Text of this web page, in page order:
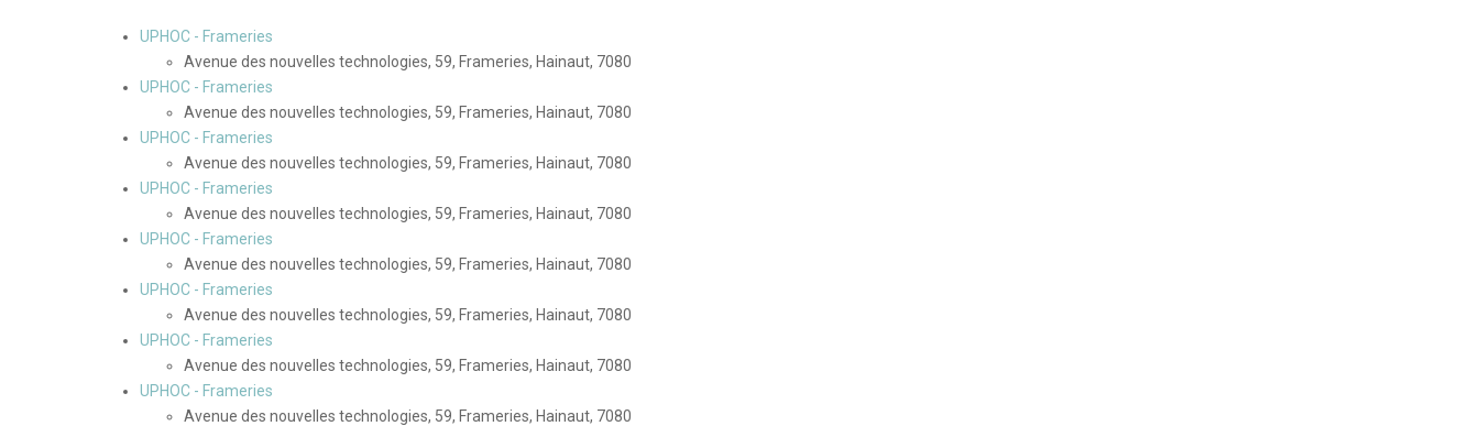
UPHOC - Frameries
Avenue des nouvelles technologies, 59, Frameries, Hainaut, 7080
UPHOC - Frameries
Avenue des nouvelles technologies, 59, Frameries, Hainaut, 7080
UPHOC - Frameries
Avenue des nouvelles technologies, 59, Frameries, Hainaut, 7080
UPHOC - Frameries
Avenue des nouvelles technologies, 59, Frameries, Hainaut, 7080
UPHOC - Frameries
Avenue des nouvelles technologies, 59, Frameries, Hainaut, 7080
UPHOC - Frameries
Avenue des nouvelles technologies, 59, Frameries, Hainaut, 7080
UPHOC - Frameries
Avenue des nouvelles technologies, 59, Frameries, Hainaut, 7080
UPHOC - Frameries
Avenue des nouvelles technologies, 59, Frameries, Hainaut, 7080